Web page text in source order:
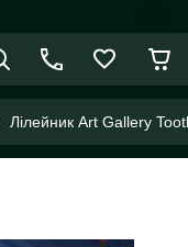
Лілейник Art Gallery